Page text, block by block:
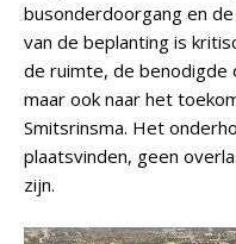
busonderdoorgang en
van de beplanting is
de ruimte, de benodigde
maar ook naar het
Smitsrinsma. Het
plaatsvinden, geen
zijn.